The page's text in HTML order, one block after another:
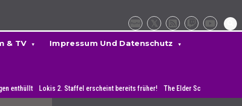
& TV Impressum Und Datenschutz
Lokis 2. Staffel erscheint bereits früher! The Elder Scrolls 6:
27. September 2023
4 Minuten
Spiels